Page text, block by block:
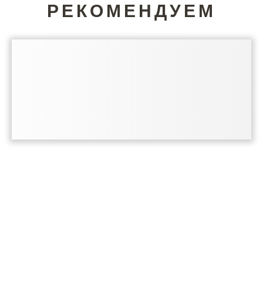
РЕКОМЕНДУЕМ